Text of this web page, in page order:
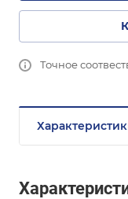
Точное